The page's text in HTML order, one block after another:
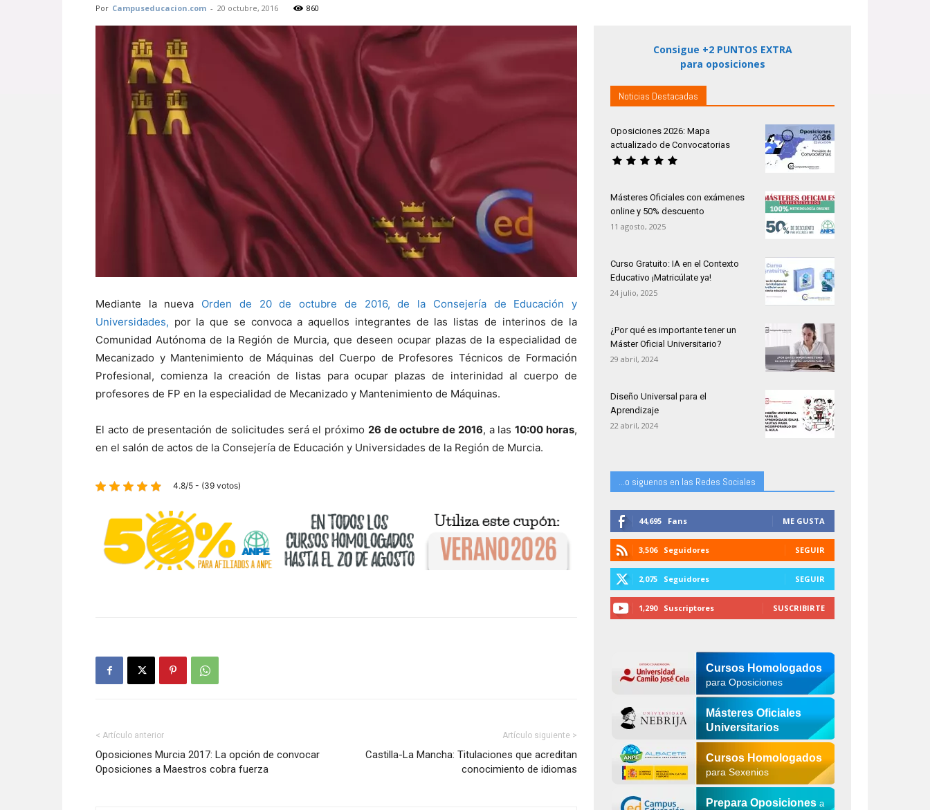
Por Campuseducacion.com - 20 octubre, 2016 860
Mediante la nueva Orden de 20 de octubre de 2016, de la Consejería de Educación y
Universidades, por la que se convoca a aquellos integrantes de las listas de interinos de la
Comunidad Autónoma de la Región de Murcia, que deseen ocupar plazas de la especialidad de
Mecanizado y Mantenimiento de Máquinas del Cuerpo de Profesores Técnicos de Formación
Profesional, comienza la creación de listas para ocupar plazas de interinidad al cuerpo de
profesores de FP en la especialidad de Mecanizado y Mantenimiento de Máquinas.
El acto de presentación de solicitudes será el próximo 26 de octubre de 2016, a las10:00 horas,
en el salón de actos de la Consejería de Educación y Universidades de la Región de Murcia.
4.8/5 - (39 votos)
< Artículo anterior
Oposiciones Murcia 2017: La opción de convocar
Oposiciones a Maestros cobra fuerza
Artículo siguiente >
Castilla-La Mancha: Titulaciones que acreditan
conocimiento de idiomas
Consigue +2 PUNTOS EXTRA
para oposiciones
Noticias Destacadas
Oposiciones 2026: Mapa
actualizado de Convocatorias
Másteres Oficiales con exámenes
online y 50% descuento
11 agosto, 2025
Curso Gratuito: IA en el Contexto
Educativo ¡Matricúlate ya!
24 julio, 2025
¿Por qué es importante tener un
Máster Oficial Universitario?
29 abril, 2024
Diseño Universal para el
Aprendizaje
22 abril, 2024
...o siguenos en las Redes Sociales
44,695 Fans ME GUSTA
3,506 Seguidores SEGUIR
2,075 Seguidores SEGUIR
1,290 Suscriptores SUSCRIBIRTE
Cursos Homologados
para Oposiciones
Másteres Oficiales
Universitarios
Cursos Homologados
para Sexenios
Prepara Oposiciones a